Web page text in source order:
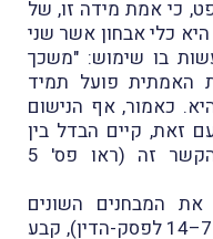
כי אמת מידה זו, של
כלי אבחון אשר שני
בו שימוש: "משכך
האמתית פועל תמיד
כאמור, אף הנישום
זאת, קיים הבדל בין
הצדדים לעניין נטל ההוכחה בהקשר זה (ראו פס' 5
את המבחנים השונים
שגובשו כאמור בפסיקה (ראו פס' 7–14 לפסק-הדין), קבע